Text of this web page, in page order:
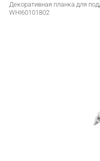
Декоративная планка для
WHI60101802